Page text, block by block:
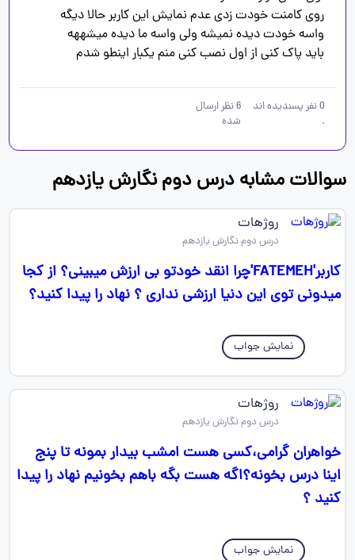
باید پاک کنی از اول نصب کنی منم یکبار اینطو شدم
0نفر پسندیده اند
.
6نظر ارسال
شده
سوالات مشابه درس دوم نگارش یازدهم
روژهات
درس دوم نگارش یازدهم
کاربر'FATEMEH'چرا انقد خودتو بی ارزش میبینی؟ از کجا
میدونی توی این دنیا ارزشی نداری ؟ نهاد را پیدا کنید؟
نمایش جواب
روژهات
درس دوم نگارش یازدهم
خواهران گرامی،کسی هست امشب بیدار بمونه تا پنج
اینا درس بخونه؟اگه هست بگه باهم بخونیم نهاد را پیدا
کنید ؟
نمایش جواب